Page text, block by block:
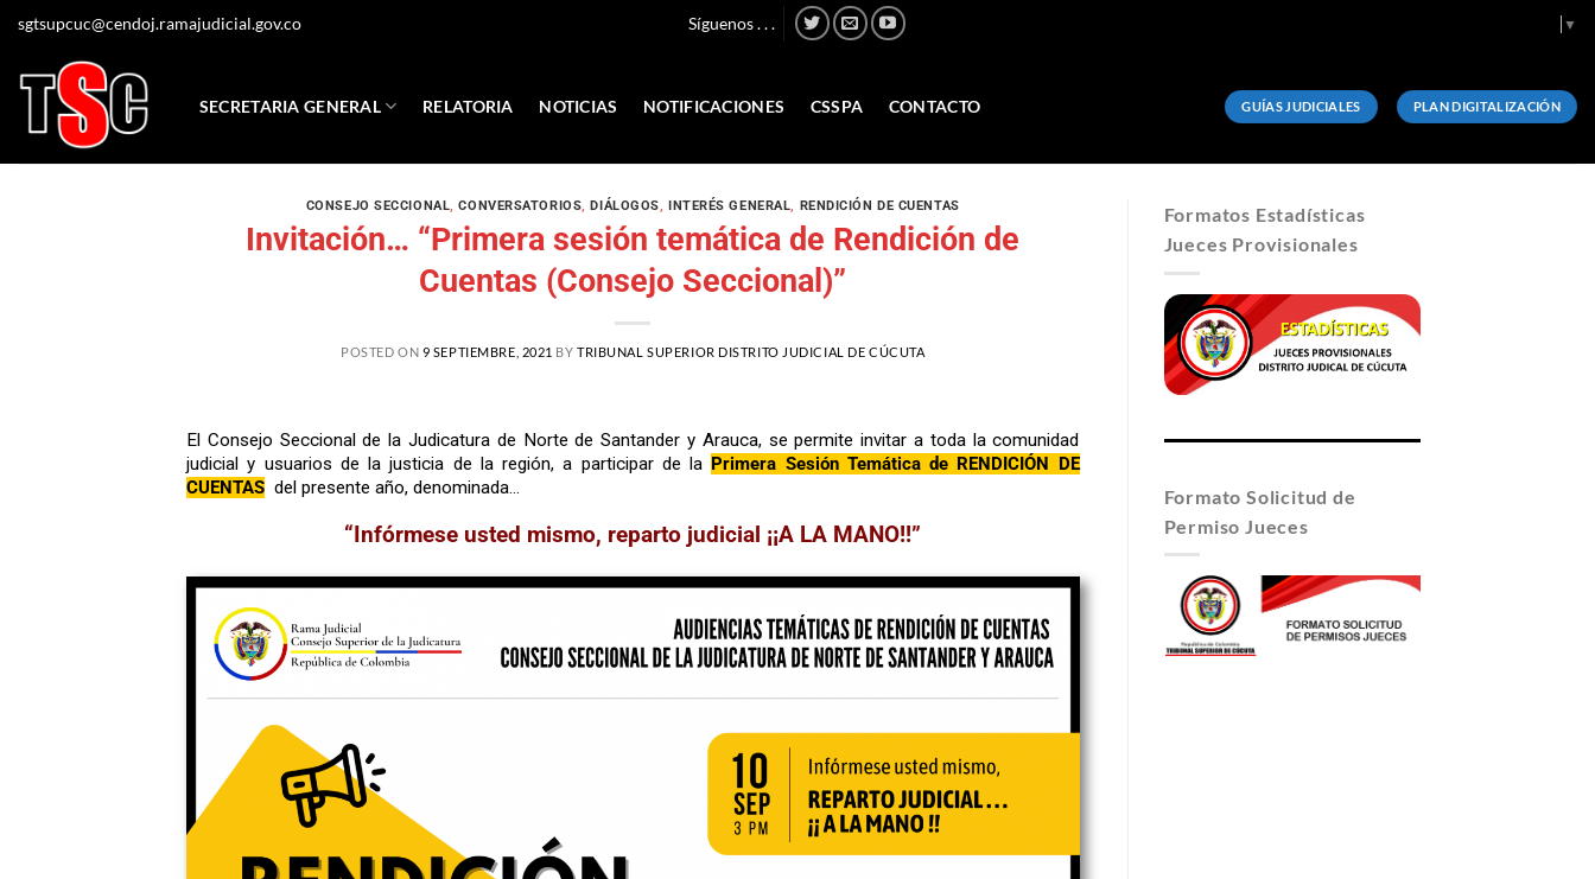
sgtsupcuc@cendoj.ramajudicial.gov.co Síguenos . . . ▼
SECRETARIA GENERAL RELATORIA NOTICIAS NOTIFICACIONES CSSPA CONTACTO GUÍAS JUDICIALES PLAN DIGITALIZACIÓN
CONSEJO SECCIONAL,CONVERSATORIOS,DIÁLOGOS, INTERÉS GENERAL, RENDICIÓN DE CUENTAS
Invitación… “Primera sesión temática de Rendición de
Cuentas (Consejo Seccional)”
POSTED ON 9 SEPTIEMBRE, 2021 BYTRIBUNAL SUPERIOR DISTRITO JUDICIAL DE CÚCUTA
El Consejo Seccional de la Judicatura de Norte de Santander y Arauca, se permite invitar a toda la comunidad
judicial y usuarios de la justicia de la región, a participar de la Primera Sesión Temática de RENDICIÓN DE
CUENTAS del presente año, denominada…
“Infórmese usted mismo, reparto judicial ¡¡A LA MANO!!”
Formatos Estadísticas
Jueces Provisionales
Formato Solicitud de
Permiso Jueces